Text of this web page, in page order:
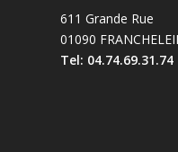
611 Grande Rue
01090
Tel: 04.74.69.31.74